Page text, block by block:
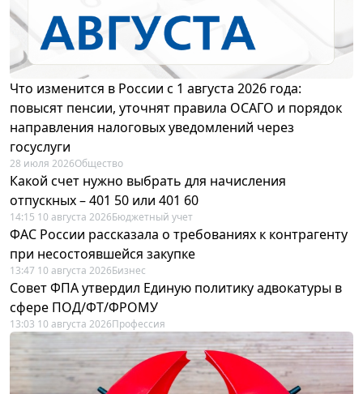
Что изменится в России с 1 августа 2026 года:
повысят пенсии, уточнят правила ОСАГО и порядок
направления налоговых уведомлений через
госуслуги
28 июля 2026Общество
Какой счет нужно выбрать для начисления
отпускных – 401 50 или 401 60
14:15 10 августа 2026Бюджетный учет
ФАС России рассказала о требованиях к контрагенту
при несостоявшейся закупке
13:47 10 августа 2026Бизнес
Совет ФПА утвердил Единую политику адвокатуры в
сфере ПОД/ФТ/ФРОМУ
13:03 10 августа 2026Профессия